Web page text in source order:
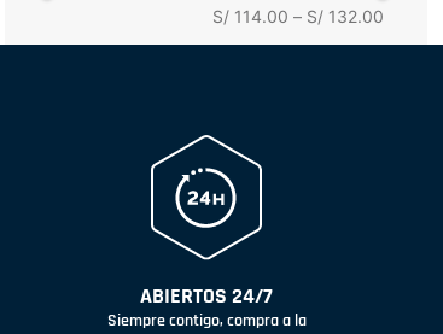
S/ 114.00 – S/ 132.00
ABIERTOS 24/7
Siempre contigo, compra a la